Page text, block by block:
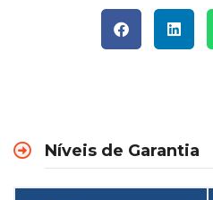
Níveis de Garantia